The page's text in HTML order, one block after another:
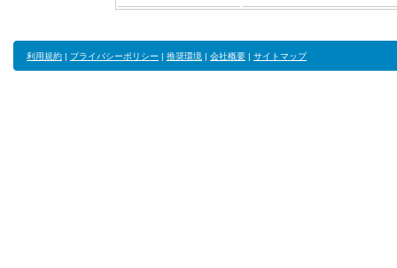
利用規約 | プライバシーポリシー | 推奨環境 | 会社概要 | サイトマップ